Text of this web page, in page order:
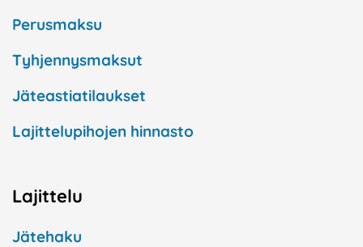
Perusmaksu
Tyhjennysmaksut
Jäteastiatilaukset
Lajittelupihojen hinnasto
Lajittelu
Jätehaku